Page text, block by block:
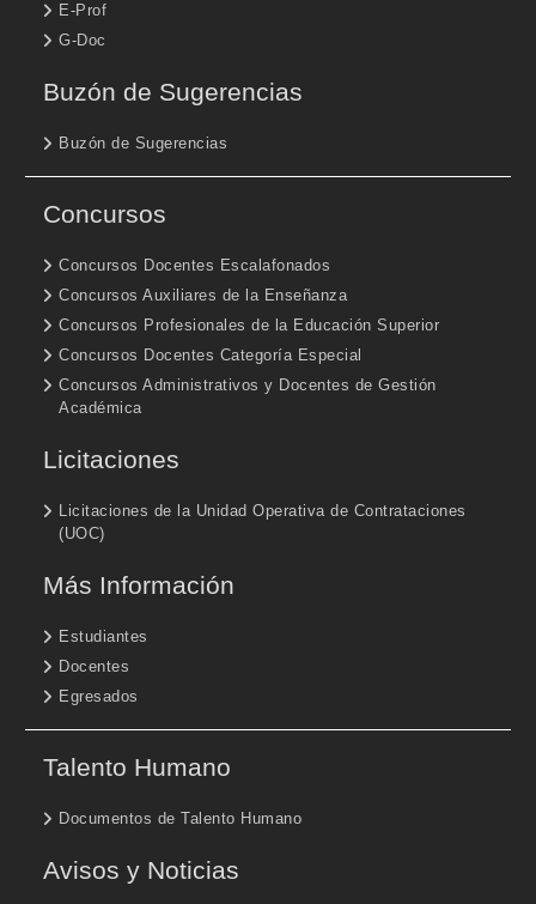
E-Prof
G-Doc
Buzón de Sugerencias
Buzón de Sugerencias
Concursos
Concursos Docentes Escalafonados
Concursos Auxiliares de la Enseñanza
Concursos Profesionales de la Educación Superior
Concursos Docentes Categoría Especial
Concursos Administrativos y Docentes de Gestión
Académica
Licitaciones
Licitaciones de la Unidad Operativa de Contrataciones
(UOC)
Más Información
Estudiantes
Docentes
Egresados
Talento Humano
Documentos de Talento Humano
Avisos y Noticias